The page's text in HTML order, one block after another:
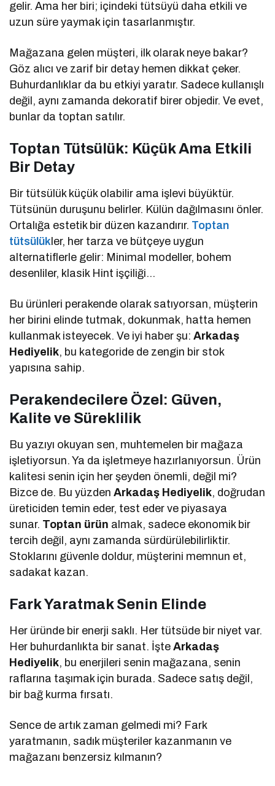
gelir. Ama her biri; içindeki tütsüyü daha etkili ve
uzun süre yaymak için tasarlanmıştır.
Mağazana gelen müşteri, ilk olarak neye bakar?
Göz alıcı ve zarif bir detay hemen dikkat çeker.
Buhurdanlıklar da bu etkiyi yaratır. Sadece kullanışlı
değil, aynı zamanda dekoratif birer objedir. Ve evet,
bunlar da toptan satılır.
Toptan Tütsülük: Küçük Ama Etkili
Bir Detay
Bir tütsülük küçük olabilir ama işlevi büyüktür.
Tütsünün duruşunu belirler. Külün dağılmasını önler.
Ortalığa estetik bir düzen kazandırır. Toptan
tütsülük ler, her tarza ve bütçeye uygun
alternatiflerle gelir: Minimal modeller, bohem
desenliler, klasik Hint işçiliği…
Bu ürünleri perakende olarak satıyorsan, müşterin
her birini elinde tutmak, dokunmak, hatta hemen
kullanmak isteyecek. Ve iyi haber şu:Arkadaş
Hediyelik, bu kategoride de zengin bir stok
yapısına sahip.
Perakendecilere Özel: Güven,
Kalite ve Süreklilik
Bu yazıyı okuyan sen, muhtemelen bir mağaza
işletiyorsun. Ya da işletmeye hazırlanıyorsun. Ürün
kalitesi senin için her şeyden önemli, değil mi?
Bizce de. Bu yüzdenArkadaş Hediyelik, doğrudan
üreticiden temin eder, test eder ve piyasaya
sunar. Toptan ürün almak, sadece ekonomik bir
tercih değil, aynı zamanda sürdürülebilirliktir.
Stoklarını güvenle doldur, müşterini memnun et,
sadakat kazan.
Fark Yaratmak Senin Elinde
Her üründe bir enerji saklı. Her tütsüde bir niyet var.
Her buhurdanlıkta bir sanat. İşteArkadaş
Hediyelik, bu enerjileri senin mağazana, senin
raflarına taşımak için burada. Sadece satış değil,
bir bağ kurma fırsatı.
Sence de artık zaman gelmedi mi? Fark
yaratmanın, sadık müşteriler kazanmanın ve
mağazanı benzersiz kılmanın?